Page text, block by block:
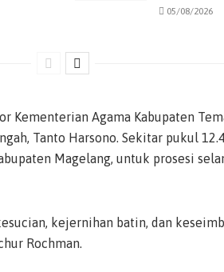
05/08/2026
Kementerian Agama Kabupaten
Tanto Harsono. Sekitar pukul
Magelang, untuk prosesi
kejernihan batin, dan
Rochman.